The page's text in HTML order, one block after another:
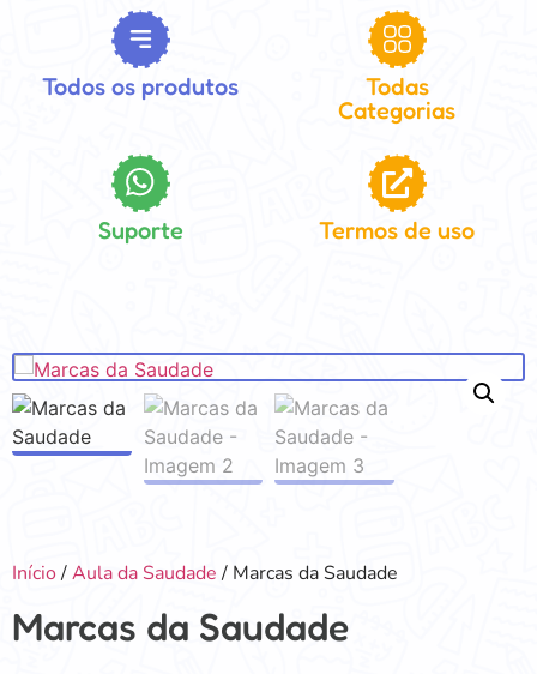
Todos os produtos
Todas
Categorias
Suporte Termos de uso
Início/Aula da Saudade/ Marcas da Saudade
Marcas da Saudade